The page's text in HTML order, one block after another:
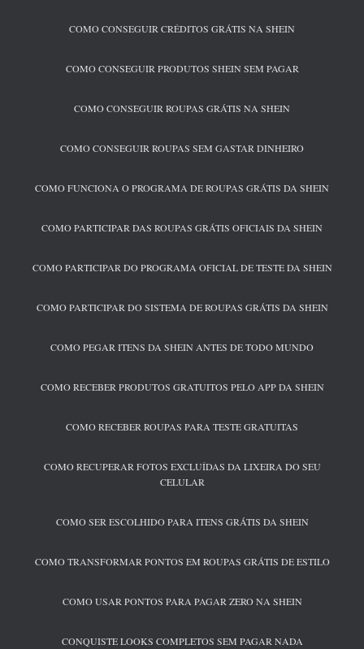
COMO CONSEGUIR CRÉDITOS GRÁTIS NA SHEIN
COMO CONSEGUIR PRODUTOS SHEIN SEM PAGAR
COMO CONSEGUIR ROUPAS GRÁTIS NA SHEIN
COMO CONSEGUIR ROUPAS SEM GASTAR DINHEIRO
COMO FUNCIONA O PROGRAMA DE ROUPAS GRÁTIS DA SHEIN
COMO PARTICIPAR DAS ROUPAS GRÁTIS OFICIAIS DA SHEIN
COMO PARTICIPAR DO PROGRAMA OFICIAL DE TESTE DA SHEIN
COMO PARTICIPAR DO SISTEMA DE ROUPAS GRÁTIS DA SHEIN
COMO PEGAR ITENS DA SHEIN ANTES DE TODO MUNDO
COMO RECEBER PRODUTOS GRATUITOS PELO APP DA SHEIN
COMO RECEBER ROUPAS PARA TESTE GRATUITAS
COMO RECUPERAR FOTOS EXCLUÍDAS DA LIXEIRA DO SEU
CELULAR
COMO SER ESCOLHIDO PARA ITENS GRÁTIS DA SHEIN
COMO TRANSFORMAR PONTOS EM ROUPAS GRÁTIS DE ESTILO
COMO USAR PONTOS PARA PAGAR ZERO NA SHEIN
CONQUISTE LOOKS COMPLETOS SEM PAGAR NADA